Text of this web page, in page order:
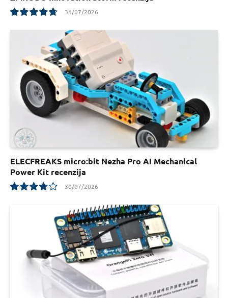
9.5
31/07/2026
ELECFREAKS micro:bit Nezha Pro AI Mechanical
Power Kit recenzija
30/07/2026